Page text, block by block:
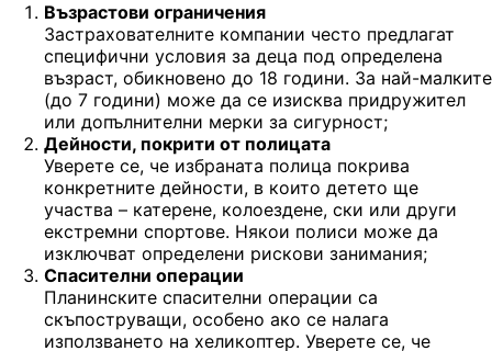
Възрастови ограничения
Застрахователните компании често предлагат
специфични условия за деца под определена
възраст, обикновено до 18 години. За най-малките
(до 7 години) може да се изисква придружител
или допълнителни мерки за сигурност;
Дейности, покрити от полицата
Уверете се, че избраната полица покрива
конкретните дейности, в които детето ще
участва – катерене, колоездене, ски или други
екстремни спортове. Някои полиси може да
изключват определени рискови занимания;
Спасителни операции
Планинските спасителни операции са
скъпоструващи, особено ако се налага
използването на хеликоптер. Уверете се, че